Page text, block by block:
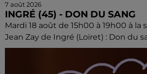
7 août 2026
INGRÉ (45) - DON DU SANG
Mardi 18 août de 15h00 à 19h00 à la
Jean Zay de Ingré (Loiret) : Don du